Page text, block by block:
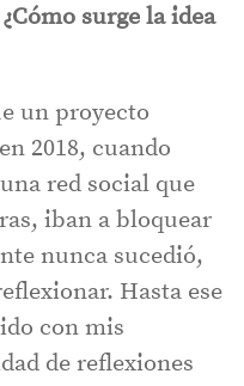
surge la idea
un proyecto
2018, cuando
red social que
iban a bloquear
nunca sucedió,
Hasta ese
con mis
de reflexiones